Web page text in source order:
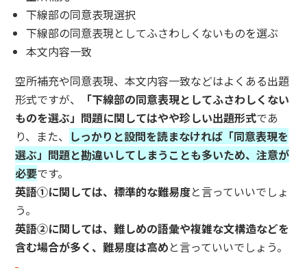
下線部の同意表現選択
下線部の同意表現としてふさわしくないものを選ぶ
本文内容一致
空所補充や同意表現、本文内容一致などはよくある出題
形式ですが、
「下線部の同意表現としてふさわしくない
ものを選ぶ」問題に関してはやや珍しい出題形式であ
り、また、 しっかりと設問を読まなければ「同意表現を
選ぶ」問題と勘違いしてしまうことも多いため、注意が
必要です。
英語①に関しては、標準的な難易度と言っていいでしょ
う。
英語②に関しては、難しめの語彙や複雑な文構造などを
含む場合が多く、難易度は高めと言っていいでしょう。